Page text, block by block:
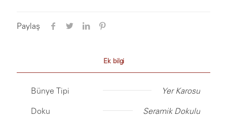
Paylaş
Ek bilgi
Bünye Tipi Yer Karosu
Doku Seramik Dokulu